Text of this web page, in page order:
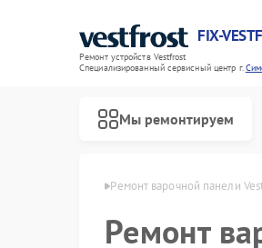
FIX-
Ремонт устройств Vestfrost
Специализированный cервисный центр г.
Мы ремонтируем
в Симферополе Ремонт варочной панели
Ремонт